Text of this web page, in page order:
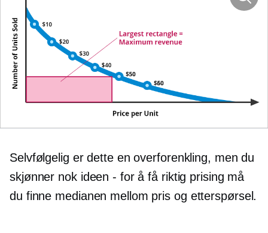
Selvfølgelig er dette en overforenkling, men du
skjønner nok ideen - for å få riktig prising må
du finne medianen mellom pris og etterspørsel.